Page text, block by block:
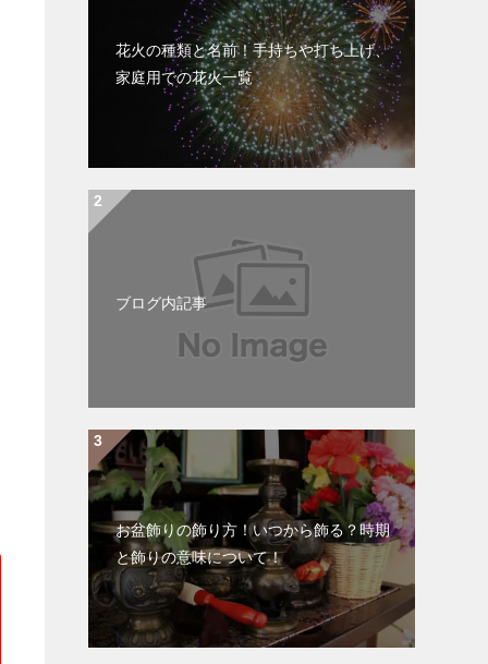
花火の種類と名前！手持ちや打ち上げ、
家庭用での花火一覧
ブログ内記事
お盆飾りの飾り方！いつから飾る？時期
と飾りの意味について！